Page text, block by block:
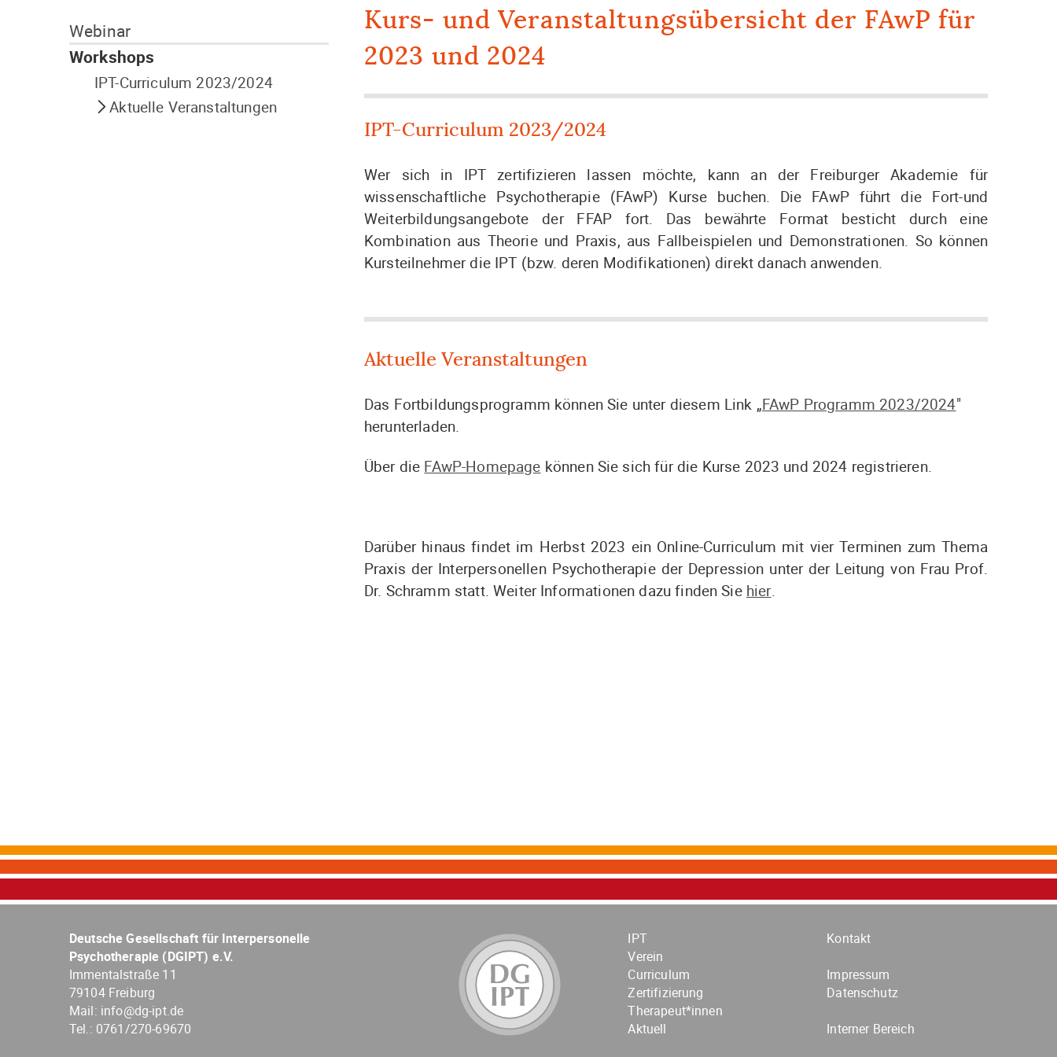
Navigation
überspringen
Webinar
Workshops
IPT-Curriculum 2023/2024
Aktuelle Veranstaltungen
Kurs- und Veranstaltungsübersicht der FAwP für
2023 und 2024
IPT-Curriculum 2023/2024
Wer sich in IPT zertifizieren lassen möchte, kann an der Freiburger Akademie für
wissenschaftliche Psychotherapie (FAwP) Kurse buchen. Die FAwP führt die Fort-und
Weiterbildungsangebote der FFAP fort. Das bewährte Format besticht durch eine
Kombination aus Theorie und Praxis, aus Fallbeispielen und Demonstrationen. So können
Kursteilnehmer die IPT (bzw. deren Modifikationen) direkt danach anwenden.
Aktuelle Veranstaltungen
Das Fortbildungsprogramm können Sie unter diesem Link „FAwP Programm 2023/2024"
herunterladen.
Über die FAwP-Homepage können Sie sich für die Kurse 2023 und 2024 registrieren.
Darüber hinaus findet im Herbst 2023 ein Online-Curriculum mit vier Terminen zum Thema
Praxis der Interpersonellen Psychotherapie der Depression unter der Leitung von Frau Prof.
Dr. Schramm statt. Weiter Informationen dazu finden Sie hier.
Deutsche Gesellschaft für Interpersonelle
Psychotherapie (DGIPT) e.V.
Immentalstraße 11
79104 Freiburg
Mail: info@dg-ipt.de
Tel.: 0761/270-69670
IPT
Verein
Curriculum
Zertifizierung
Therapeut*innen
Aktuell
Kontakt
Impressum
Datenschutz
Interner Bereich